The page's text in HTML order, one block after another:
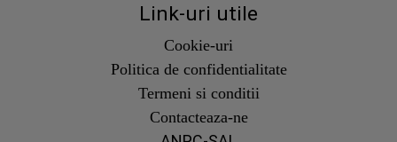
Link-uri utile
Cookie-uri
Politica de confidentialitate
Termeni si conditii
Contacteaza-ne